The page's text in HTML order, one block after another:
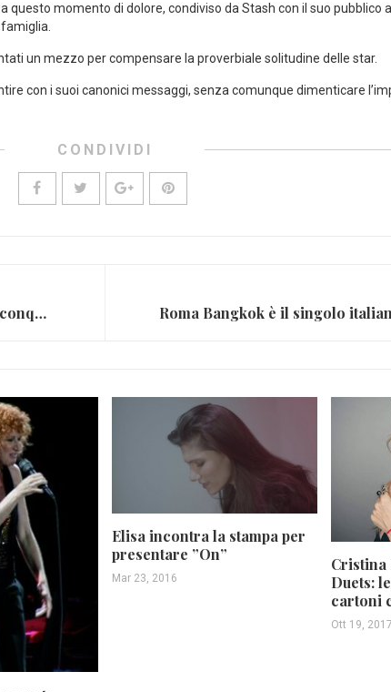
questo momento di dolore, condiviso da Stash con il suo pubblico
un mezzo per compensare la proverbiale solitudine delle star.
con i suoi canonici messaggi, senza comunque dimenticare
CONDIVIDI
Chi è Madame, la rapper italiana che sta conquistando il web
Elisa incontra la stampa per
presentare ”On”
Mar 23, 2016
Cristina
Duets:
cartoni
Ott 19, 2017